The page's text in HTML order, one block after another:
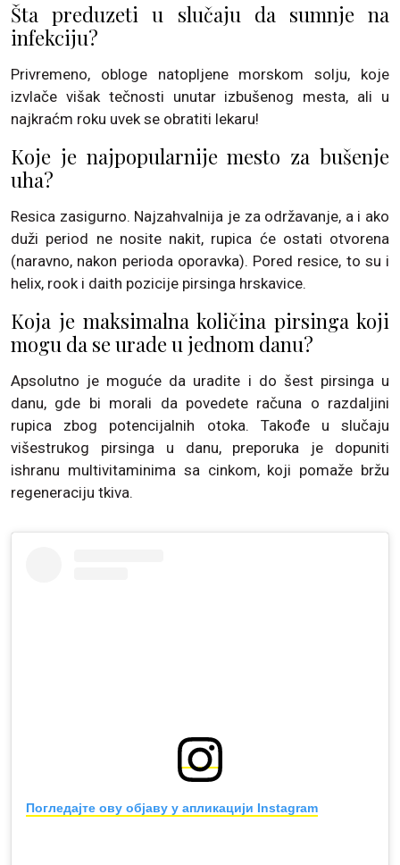
Šta preduzeti u slučaju da sumnje na
infekciju?
Privremeno, obloge natopljene morskom solju, koje
izvlače višak tečnosti unutar izbušenog mesta, ali u
najkraćm roku uvek se obratiti lekaru!
Koje je najpopularnije mesto za bušenje
uha?
Resica zasigurno. Najzahvalnija je za održavanje, a i ako
duži period ne nosite nakit, rupica će ostati otvorena
(naravno, nakon perioda oporavka). Pored resice, to su i
helix, rook i daith pozicije pirsinga hrskavice.
Koja je maksimalna količina pirsinga koji
mogu da se urade u jednom danu?
Apsolutno je moguće da uradite i do šest pirsinga u
danu, gde bi morali da povedete računa o razdaljini
rupica zbog potencijalnih otoka. Takođe u slučaju
višestrukog pirsinga u danu, preporuka je dopuniti
ishranu multivitaminima sa cinkom, koji pomaže bržu
regeneraciju tkiva.
Погледајте ову објаву у апликацији Instagram